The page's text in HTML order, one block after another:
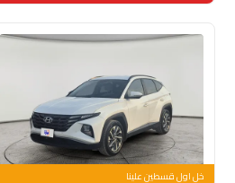
مستعملة 104,953 كم
خل اول قسطين علينا